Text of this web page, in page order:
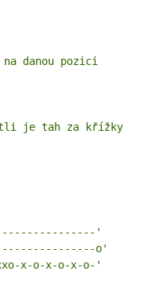
danou pozici
je tah za křížky
'
o'
x-o-x-o-x-o-'